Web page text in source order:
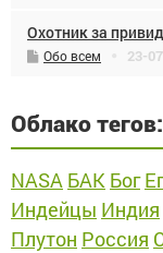
Охотник за
Обо всем 23-
Облако тегов:
NASA БАК Бог
Индейцы Индия
Плутон Россия